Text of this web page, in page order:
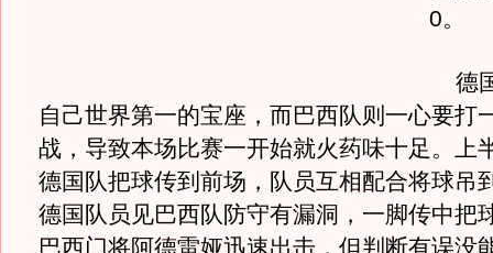
0。
德
自己世界第一的宝座，而巴西队则一心要打
战，导致本场比赛一开始就火药味十足。上
德国队把球传到前场，队员互相配合将球吊
德国队员见巴西队防守有漏洞，一脚传中把
巴西门将阿德雷娅迅速出击，但判断有误没